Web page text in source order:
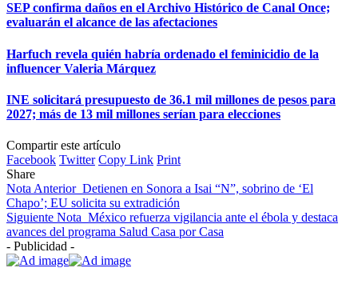
SEP confirma daños en el Archivo Histórico de Canal Once;
evaluarán el alcance de las afectaciones
Harfuch revela quién habría ordenado el feminicidio de la
influencer Valeria Márquez
INE solicitará presupuesto de 36.1 mil millones de pesos para
2027; más de 13 mil millones serían para elecciones
Compartir este artículo
Facebook Twitter Copy Link Print
Share
Nota Anterior Detienen en Sonora a Isai “N”, sobrino de ‘El
Chapo’; EU solicita su extradición
Siguiente Nota México refuerza vigilancia ante el ébola y destaca
avances del programa Salud Casa por Casa
- Publicidad -